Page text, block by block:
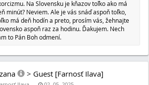
november začína sviatkom Všetkých svätých a
pamiatka zosnulých. V týchto dňoch je možné
odpustky pre duše zosnulých, ktoré skončili v
možnosť a to pobožnosť 1-ročná a 12-ročná,
získať milosti nielen pre duše v očistci, ale aj
si prečítať či sa aj pomodliť modlitbu svätého
filozofa, ktorú nájdete v najnovšom
je mať kaplnku Panny Márie zázračnej medaily u
týždeň. Kto s touto aktivitou už raz začal, chce, aby